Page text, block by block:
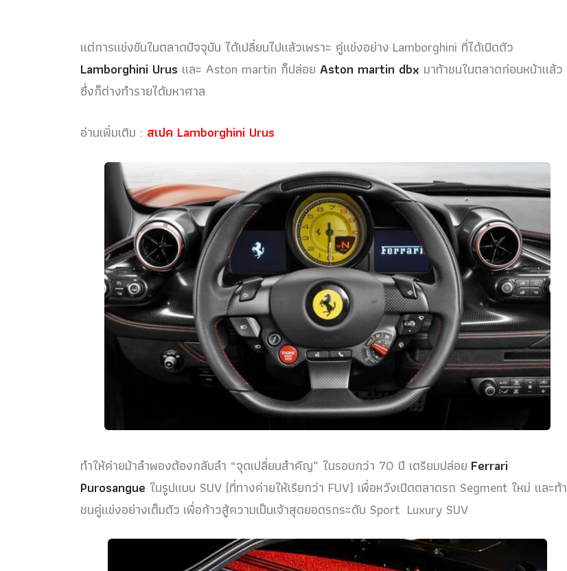
แต่การแข่งขันในตลาดปัจจุบัน ได้เปลี่ยนไปแล้วเพราะ คู่แข่งอย่าง Lamborghini ที่ได้เปิดตัว
Lamborghini Urus และ Aston martin ก็ปล่อย Aston martin dbx มาท้าชนในตลาดก่อนหน้าแล้ว
ซึ่งก็ต่างทำรายได้มหาศาล
อ่านเพิ่มเติม : สเปค Lamborghini Urus
ทำให้ค่ายม้าลำพองต้องกลับลำ “จุดเปลี่ยนสำคัญ” ในรอบกว่า 70 ปี เตรียมปล่อย Ferrari
Purosangue ในรูปแบบ SUV (ที่ทางค่ายให้เรียกว่า FUV) เพื่อหวังเปิดตลาดรถ Segment ใหม่ และท้า
ชนคู่แข่งอย่างเต็มตัว เพื่อก้าวสู้ความเป็นเจ้าสุดยอดรถระดับ Sport Luxury SUV